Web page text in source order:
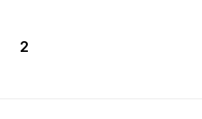
2